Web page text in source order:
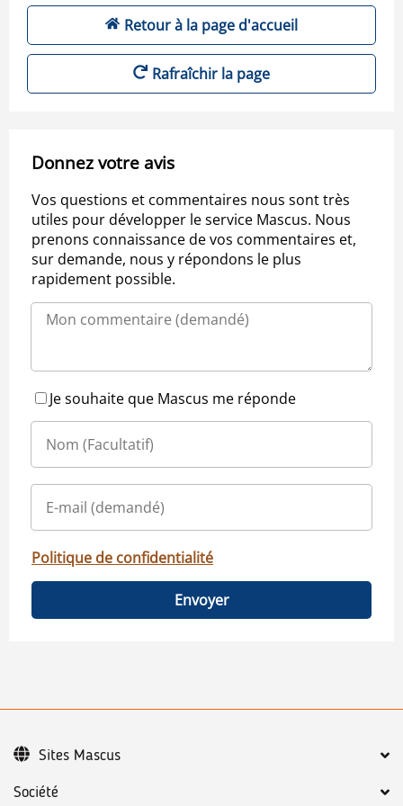
Retour à la page d'accueil
Rafraîchir la page
Donnez votre avis
Vos questions et commentaires nous sont très
utiles pour développer le service Mascus. Nous
prenons connaissance de vos commentaires et,
sur demande, nous y répondons le plus
rapidement possible.
Je souhaite que Mascus me réponde
Politique de confidentialité
Envoyer
Société
Sites Mascus